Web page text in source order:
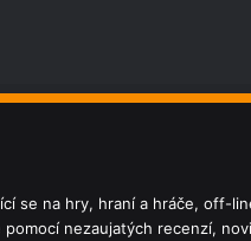
se na hry, hraní a hráče, off-
nezaujatých recenzí,